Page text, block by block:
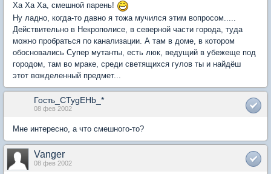
Ха Ха Ха, смешной парень!
Ну ладно, когда-то давно я тожа мучился этим вопросом.....
Действительно в Некрополисе, в северной части города, туда
можно пробраться по канализации. А там в доме, в котором
обосновались Супер мутанты, есть люк, ведущий в убежеще под
городом, там во мраке, среди светящихся гулов ты и найдёш
этот вожделенный предмет...
Гость_CTygEHb_*
08 фев 2002
Мне интересно, а что смешного-то?
Vanger
08 фев 2002